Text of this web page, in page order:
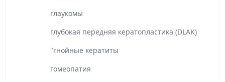
глаукомы
глубокая передняя кератопластика (DLAK)
"гнойные кератиты
гомеопатия